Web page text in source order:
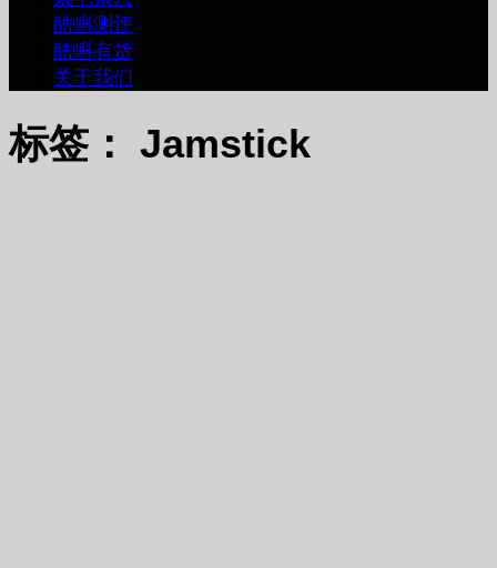
酷蝌测评
酷蝌有货
关于我们
标签： Jamstick